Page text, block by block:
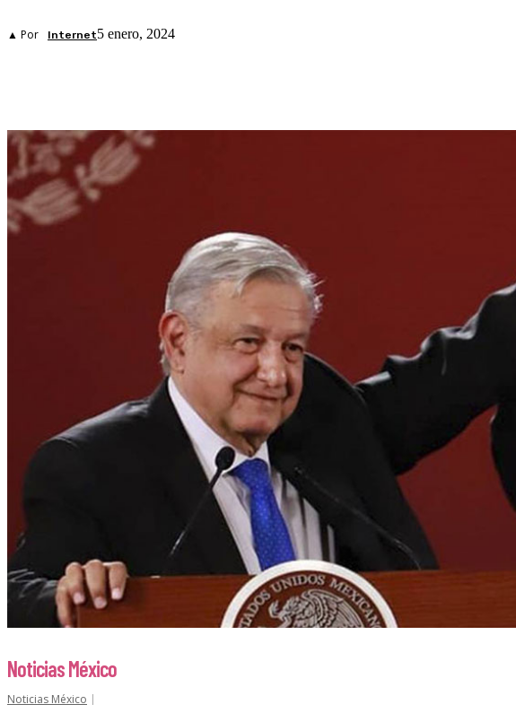
▲ Por Internet5 enero, 2024
Noticias México
Noticias México